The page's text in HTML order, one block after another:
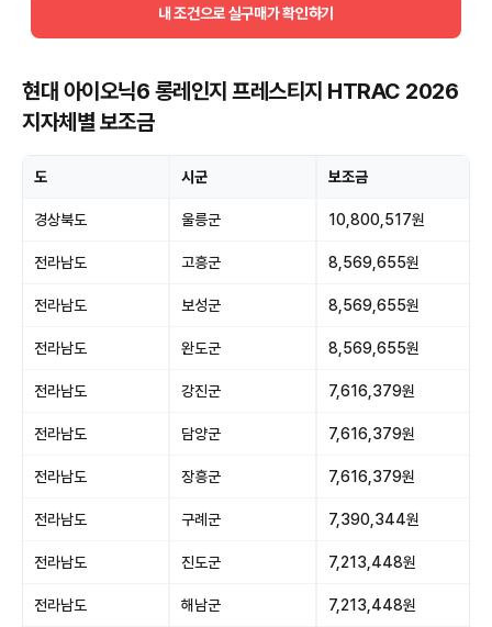
내 조건으로 실구매가 확인하기
현대 아이오닉6 롱레인지 프레스티지 HTRAC 2026
지자체별 보조금
도 시군 보조금
경상북도 울릉군 10,800,517원
전라남도 고흥군 8,569,655원
전라남도 보성군 8,569,655원
전라남도 완도군 8,569,655원
전라남도 강진군 7,616,379원
전라남도 담양군 7,616,379원
전라남도 장흥군 7,616,379원
전라남도 구례군 7,390,344원
전라남도 진도군 7,213,448원
전라남도 해남군 7,213,448원